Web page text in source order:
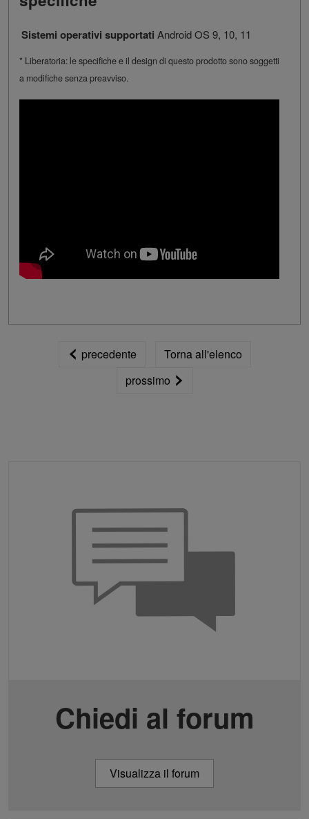
Sistemi operativi supportati Android OS 9, 10, 11
* Liberatoria: le specifiche e il design di questo prodotto sono soggetti
a modifiche senza preavviso.
precedente
Torna all'elenco
prossimo
Chiedi al forum
Visualizza il forum